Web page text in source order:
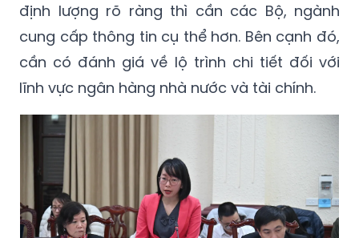
định lượng rõ ràng thì cần các Bộ, ngành
cung cấp thông tin cụ thể hơn. Bên cạnh đó,
cần có đánh giá về lộ trình chi tiết đối với
lĩnh vực ngân hàng nhà nước và tài chính.